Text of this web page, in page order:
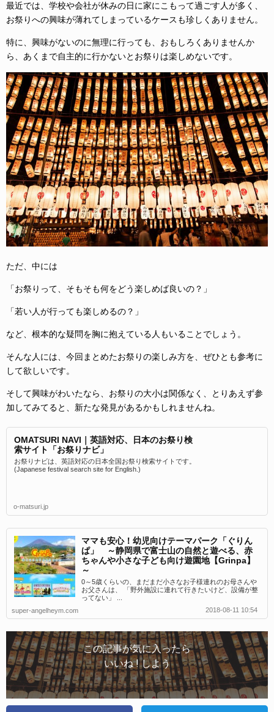
最近では、学校や会社が休みの日に家にこもって過ごす人が多く、
お祭りへの興味が薄れてしまっているケースも珍しくありません。
特に、興味がないのに無理に行っても、おもしろくありませんか
ら、あくまで自主的に行かないとお祭りは楽しめないです。
ただ、中には
「お祭りって、そもそも何をどう楽しめば良いの？」
「若い人が行っても楽しめるの？」
など、根本的な疑問を胸に抱えている人もいることでしょう。
そんな人には、今回まとめたお祭りの楽しみ方を、ぜひとも参考に
して欲しいです。
そして興味がわいたなら、お祭りの大小は関係なく、とりあえず参
加してみてると、新たな発見があるかもしれませんね。
OMATSURI NAVI｜英語対応、日本のお祭り検
索サイト「お祭りナビ」
お祭りナビは、英語対応の日本全国お祭り検索サイトです。
(Japanese festival search site for English.)
o-matsuri.jp
ママも安心！幼児向けテーマパーク「ぐりん
ぱ」 ～静岡県で富士山の自然と遊べる、赤
ちゃんや小さな子ども向け遊園地【Grinpa】
～
0～5歳くらいの、まだまだ小さなお子様連れのお母さんや
お父さんは、 「野外施設に連れて行きたいけど、設備が整
ってない」 ...
super-angelheym.com
2018-08-11 10:54
この記事が気に入ったら
いいね ! しよう